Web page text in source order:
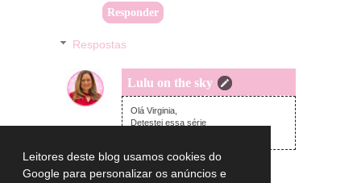
Leitores deste blog usamos cookies do
Google para personalizar os anúncios e
Responder
Respostas
Lulu on the sky
quarta-feira, novembro 04, 2020
Olá Virginia,
Detestei essa série